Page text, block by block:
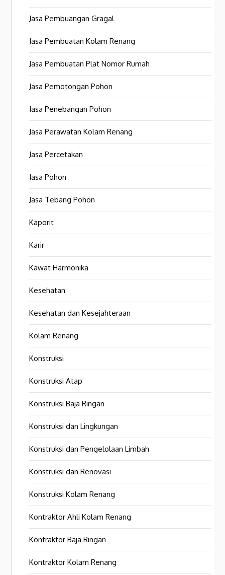
Jasa Pembuangan Gragal
Jasa Pembuatan Kolam Renang
Jasa Pembuatan Plat Nomor Rumah
Jasa Pemotongan Pohon
Jasa Penebangan Pohon
Jasa Perawatan Kolam Renang
Jasa Percetakan
Jasa Pohon
Jasa Tebang Pohon
Kaporit
Karir
Kawat Harmonika
Kesehatan
Kesehatan dan Kesejahteraan
Kolam Renang
Konstruksi
Konstruksi Atap
Konstruksi Baja Ringan
Konstruksi dan Lingkungan
Konstruksi dan Pengelolaan Limbah
Konstruksi dan Renovasi
Konstruksi Kolam Renang
Kontraktor Ahli Kolam Renang
Kontraktor Baja Ringan
Kontraktor Kolam Renang